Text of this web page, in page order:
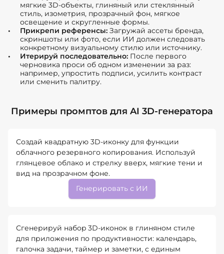
мягкие 3D-объекты, глиняный или стеклянный
стиль, изометрия, прозрачный фон, мягкое
освещение и скругленные формы.
Прикрепи референсы: Загружай ассеты бренда,
скриншоты или фото, если ИИ должен следовать
конкретному визуальному стилю или источнику.
Итерируй последовательно: После первого
черновика проси об одном изменении за раз:
например, упростить подписи, усилить контраст
или сменить палитру.
Примеры промптов для AI 3D-генератора
Создай квадратную 3D-иконку для функции
облачного резервного копирования. Используй
глянцевое облако и стрелку вверх, мягкие тени и
вид на прозрачном фоне.
Генерировать с ИИ
Сгенерируй набоp 3D-иконок в глиняном стиле
для приложения по продуктивности: календарь,
галочка задачи, таймер и заметки, с единым